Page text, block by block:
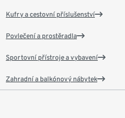
Kufry a cestovní příslušenství
Povlečení a prostěradla
Sportovní přístroje a vybavení
Zahradní a balkónový nábytek